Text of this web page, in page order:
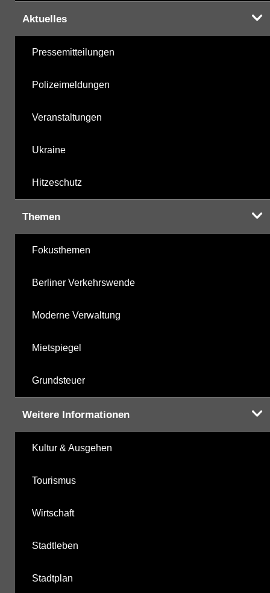
Aktuelles
Pressemitteilungen
Polizeimeldungen
Veranstaltungen
Ukraine
Hitzeschutz
Themen
Fokusthemen
Berliner Verkehrswende
Moderne Verwaltung
Mietspiegel
Grundsteuer
Weitere Informationen
Kultur & Ausgehen
Tourismus
Wirtschaft
Stadtleben
Stadtplan